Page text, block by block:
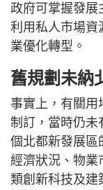
政府可掌握發展
利用私人市場資
業優化轉型。
舊規劃未納
事實上，有關用
制訂，當時仍未
個北都新發展區
經濟狀況、物業
類創新科技及建